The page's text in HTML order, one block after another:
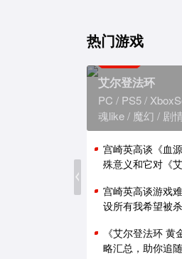
热门游戏
艾尔登法环
PC PS5
魂like
魔幻 剧
宫崎英高谈《血
殊意义和它对《
宫崎英高谈游戏
设所有我希望被
《艾尔登法环 黄
略汇总，助你追